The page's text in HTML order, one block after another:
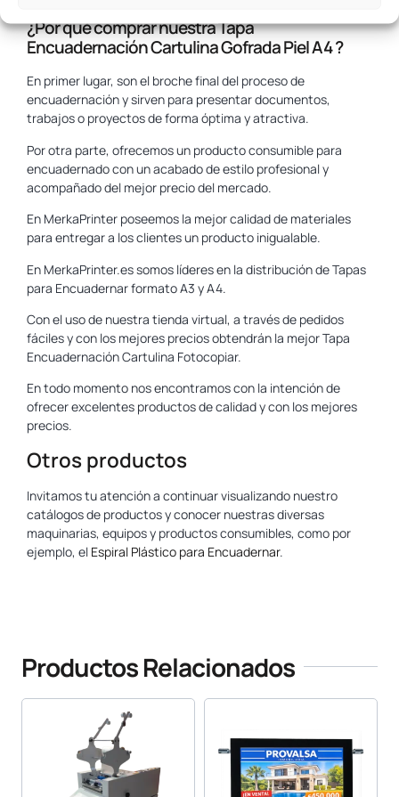
¿Por qué comprar nuestra Tapa
Encuadernación Cartulina Gofrada Piel A4 ?
En primer lugar, son el broche final del proceso de
encuadernación y sirven para presentar documentos,
trabajos o proyectos de forma óptima y atractiva.
Por otra parte, ofrecemos un producto consumible para
encuadernado con un acabado de estilo profesional y
acompañado del mejor precio del mercado.
En MerkaPrinter poseemos la mejor calidad de materiales
para entregar a los clientes un producto inigualable.
En MerkaPrinter.es somos líderes en la distribución de Tapas
para Encuadernar formato A3 y A4.
Con el uso de nuestra tienda virtual, a través de pedidos
fáciles y con los mejores precios obtendrán la mejor Tapa
Encuadernación Cartulina Fotocopiar.
En todo momento nos encontramos con la intención de
ofrecer excelentes productos de calidad y con los mejores
precios.
Otros productos
Invitamos tu atención a continuar visualizando nuestro
catálogos de productos y conocer nuestras diversas
maquinarias, equipos y productos consumibles, como por
ejemplo, el Espiral Plástico para Encuadernar.
Productos Relacionados